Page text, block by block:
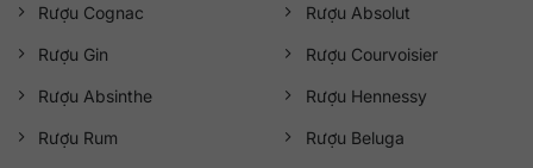
Rượu Cognac
Rượu Gin
Rượu Absinthe
Rượu Rum
Rượu Absolut
Rượu Courvoisier
Rượu Hennessy
Rượu Beluga